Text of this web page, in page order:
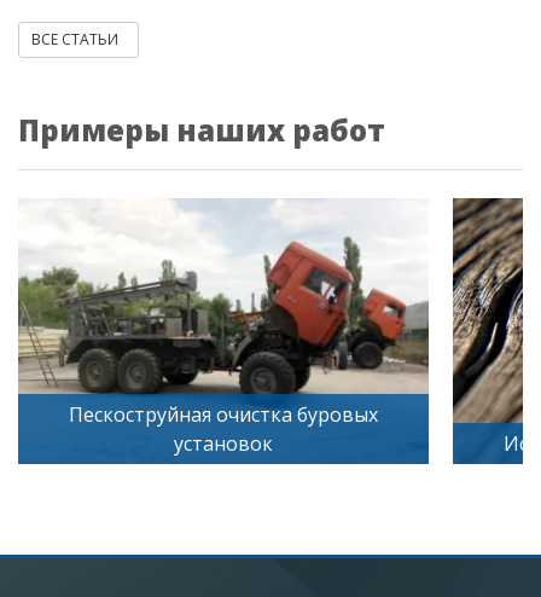
ВСЕ СТАТЬИ
Примеры наших работ
Пескоструйная очистка буровых
установок